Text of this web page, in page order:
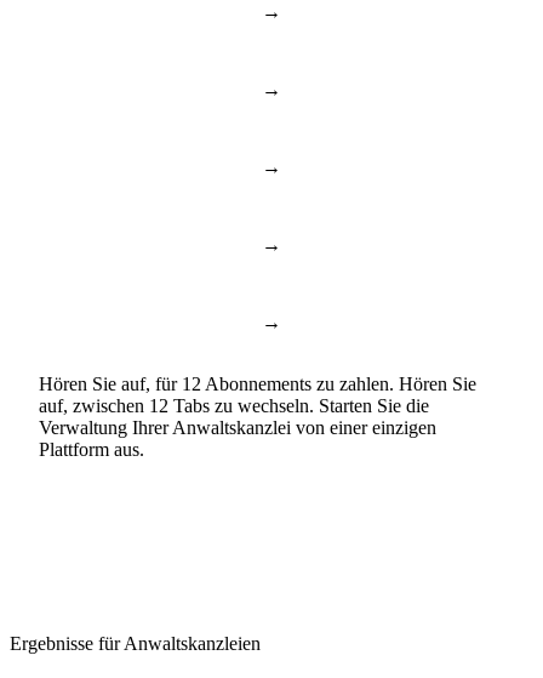
→
→
→
→
→
Hören Sie auf, für 12 Abonnements zu zahlen. Hören Sie
auf, zwischen 12 Tabs zu wechseln. Starten Sie die
Verwaltung Ihrer Anwaltskanzlei von einer einzigen
Plattform aus.
Ergebnisse für Anwaltskanzleien